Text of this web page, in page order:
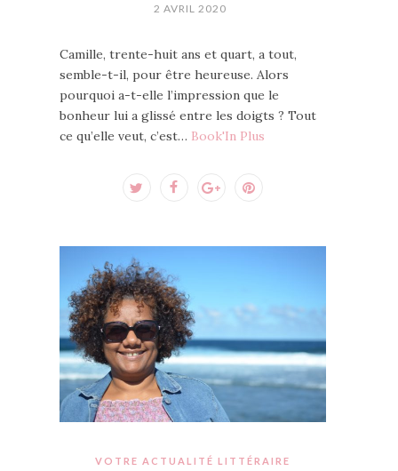
2 AVRIL 2020
Camille, trente-huit ans et quart, a tout,
semble-t-il, pour être heureuse. Alors
pourquoi a-t-elle l’impression que le
bonheur lui a glissé entre les doigts ? Tout
ce qu’elle veut, c’est… Book'In Plus
VOTRE ACTUALITÉ LITTÉRAIRE